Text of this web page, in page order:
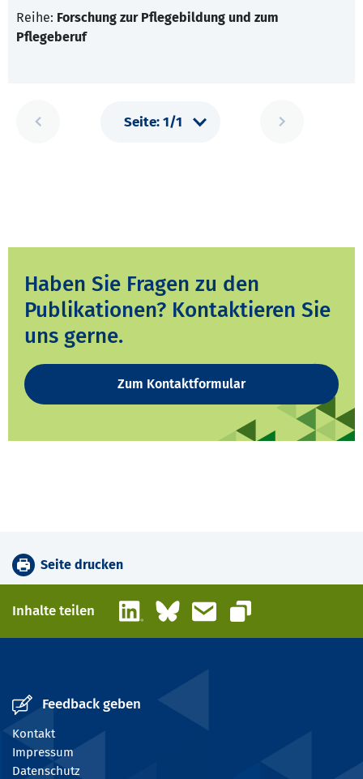
Reihe: Forschung zur Pflegebildung und zum
Pflegeberuf
Haben Sie Fragen zu den
Publikationen? Kontaktieren Sie
uns gerne.
Zum Kontaktformular
Seite drucken
Inhalte teilen LinkedInBlueskyE-Mail
Link kopieren
Feedback geben
Kontakt
Impressum
Datenschutz